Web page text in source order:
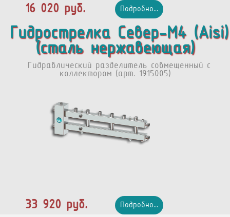
16 020 руб. Подробно...
Гидрострелка Север-М4 (Aisi)
(сталь нержавеющая)
Гидравлический разделитель совмещенный с
коллектором (арт. 1915005)
33 920 руб. Подробно...